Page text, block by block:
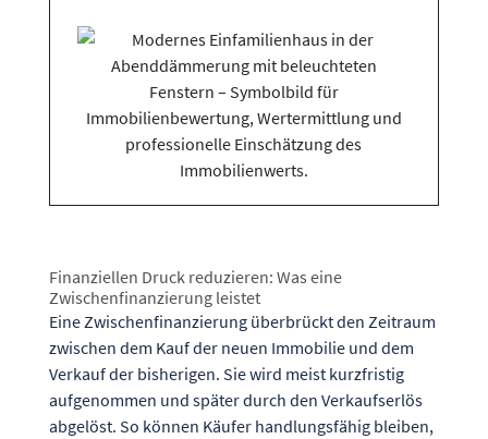
Finanziellen Druck reduzieren: Was eine
Zwischenfinanzierung leistet
Eine Zwischenfinanzierung überbrückt den Zeitraum
zwischen dem Kauf der neuen Immobilie und dem
Verkauf der bisherigen. Sie wird meist kurzfristig
aufgenommen und später durch den Verkaufserlös
abgelöst. So können Käufer handlungsfähig bleiben,